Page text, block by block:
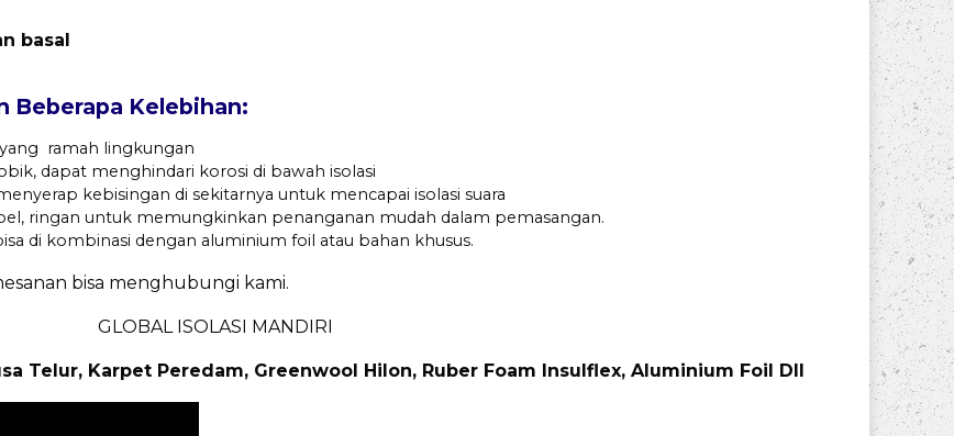
basal
Beberapa Kelebihan:
ramah lingkungan
dapat menghindari korosi di bawah isolasi
kebisingan di sekitarnya untuk mencapai isolasi suara
ringan untuk memungkinkan penanganan mudah dalam pemasangan.
di kombinasi dengan aluminium foil atau bahan khusus.
bisa menghubungi kami.
GLOBAL ISOLASI MANDIRI
Telur, Karpet Peredam, Greenwool Hilon, Ruber Foam Insulflex, Aluminium Foil Dll